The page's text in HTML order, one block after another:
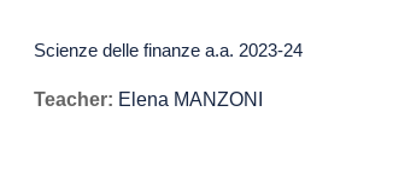
Scienze delle finanze a.a. 2023-24
Teacher: Elena MANZONI